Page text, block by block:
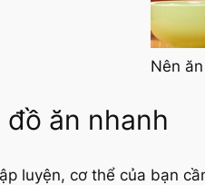
Nên
đồ ăn nhanh
luyện, cơ thể của bạn